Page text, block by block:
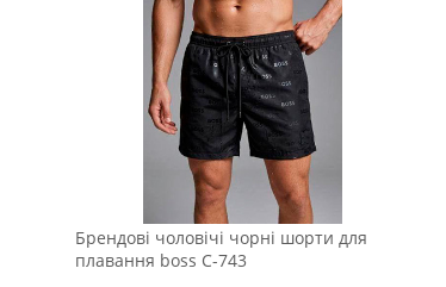
Брендові чоловічі чорні шорти для
плавання boss С-743